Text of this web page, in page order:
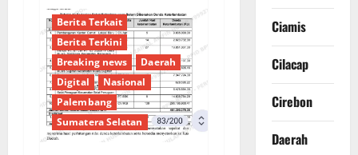
Berita Terkait
Berita Terkini
Breaking news
Daerah
Digital
Nasional
Palembang
Sumatera Selatan
Ciamis
Cilacap
Cirebon
Daerah